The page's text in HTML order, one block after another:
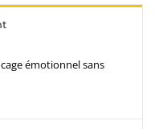
émotionnel sans